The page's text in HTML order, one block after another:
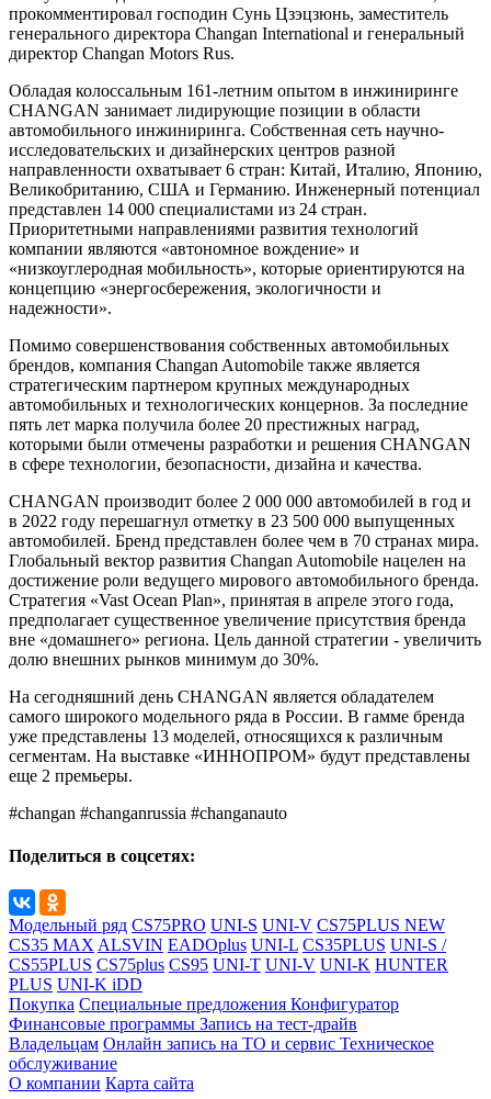
прокомментировал господин Сунь Цзэцзюнь, заместитель
генерального директора Changan International и генеральный
директор Changan Motors Rus.
Обладая колоссальным 161-летним опытом в инжиниринге
CHANGAN занимает лидирующие позиции в области
автомобильного инжиниринга. Собственная сеть научно-
исследовательских и дизайнерских центров разной
направленности охватывает 6 стран: Китай, Италию, Японию,
Великобританию, США и Германию. Инженерный потенциал
представлен 14 000 специалистами из 24 стран.
Приоритетными направлениями развития технологий
компании являются «автономное вождение» и
«низкоуглеродная мобильность», которые ориентируются на
концепцию «энергосбережения, экологичности и
надежности».
Помимо совершенствования собственных автомобильных
брендов, компания Changan Automobile также является
стратегическим партнером крупных международных
автомобильных и технологических концернов. За последние
пять лет марка получила более 20 престижных наград,
которыми были отмечены разработки и решения CHANGAN
в сфере технологии, безопасности, дизайна и качества.
CHANGAN производит более 2 000 000 автомобилей в год и
в 2022 году перешагнул отметку в 23 500 000 выпущенных
автомобилей. Бренд представлен более чем в 70 странах мира.
Глобальный вектор развития Changan Automobile нацелен на
достижение роли ведущего мирового автомобильного бренда.
Стратегия «Vast Ocean Plan», принятая в апреле этого года,
предполагает существенное увеличение присутствия бренда
вне «домашнего» региона. Цель данной стратегии - увеличить
долю внешних рынков минимум до 30%.
На сегодняшний день CHANGAN является обладателем
самого широкого модельного ряда в России. В гамме бренда
уже представлены 13 моделей, относящихся к различным
сегментам. На выставке «ИННОПРОМ» будут представлены
еще 2 премьеры.
#changan #changanrussia #changanauto
Поделиться в соцсетях:
Модельный ряд CS75PRO UNI-S UNI-V CS75PLUS NEW
CS35 MAX ALSVIN EADOplus UNI-L CS35PLUS UNI-S /
CS55PLUS CS75plus CS95 UNI-T UNI-V UNI-K HUNTER
PLUS UNI-K iDD
Покупка Специальные предложения Конфигуратор
Финансовые программы Запись на тест-драйв
Владельцам Онлайн запись на ТО и сервис Техническое
обслуживание
О компании Карта сайта